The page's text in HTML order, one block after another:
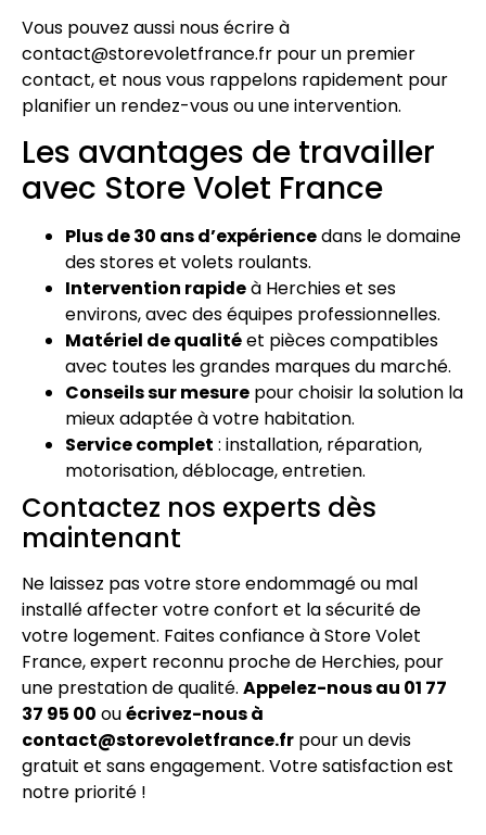
Vous pouvez aussi nous écrire à
contact@storevoletfrance.fr pour un premier
contact, et nous vous rappelons rapidement pour
planifier un rendez-vous ou une intervention.
Les avantages de travailler
avec Store Volet France
Plus de 30 ans d’expériencedans le domaine
des stores et volets roulants.
Intervention rapideà Herchies et ses
environs, avec des équipes professionnelles.
Matériel de qualitéet pièces compatibles
avec toutes les grandes marques du marché.
Conseils sur mesure pour choisir la solution la
mieux adaptée à votre habitation.
Service complet : installation, réparation,
motorisation, déblocage, entretien.
Contactez nos experts dès
maintenant
Ne laissez pas votre store endommagé ou mal
installé affecter votre confort et la sécurité de
votre logement. Faites confiance à Store Volet
France, expert reconnu proche de Herchies, pour
une prestation de qualité. Appelez-nous au 01 77
37 95 00 ouécrivez-nous à
contact@storevoletfrance.fr pour un devis
gratuit et sans engagement. Votre satisfaction est
notre priorité !